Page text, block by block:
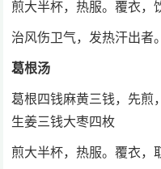
煎大半杯，热服。覆衣，
治风伤卫气，发热汗出者。
葛根汤
葛根四钱麻黄三钱，先煎
生姜三钱大枣四枚
煎大半杯，热服。覆衣，